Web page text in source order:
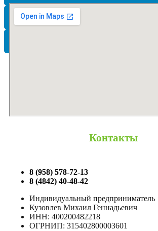
Контакты
8 (958) 578-72-13
8 (4842) 40-48-42
Индивидуальный предприниматель
Кузовлев Михаил Геннадьевич
ИНН: 400200482218
ОГРНИП: 315402800003601